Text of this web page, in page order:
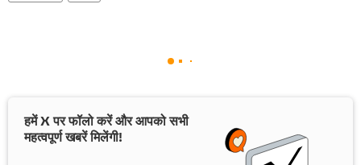
हमें X पर फॉलो करें और आपको सभी
महत्वपूर्ण खबरें मिलेंगी!